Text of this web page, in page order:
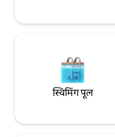
स्विमिंग पूल